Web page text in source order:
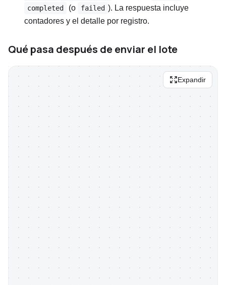
completed (o failed ). La respuesta incluye
contadores y el detalle por registro.
Qué pasa después de enviar el lote
Expandir